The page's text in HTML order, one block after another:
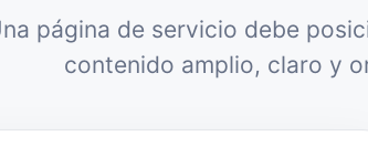
página de servicio debe
contenido amplio, claro y